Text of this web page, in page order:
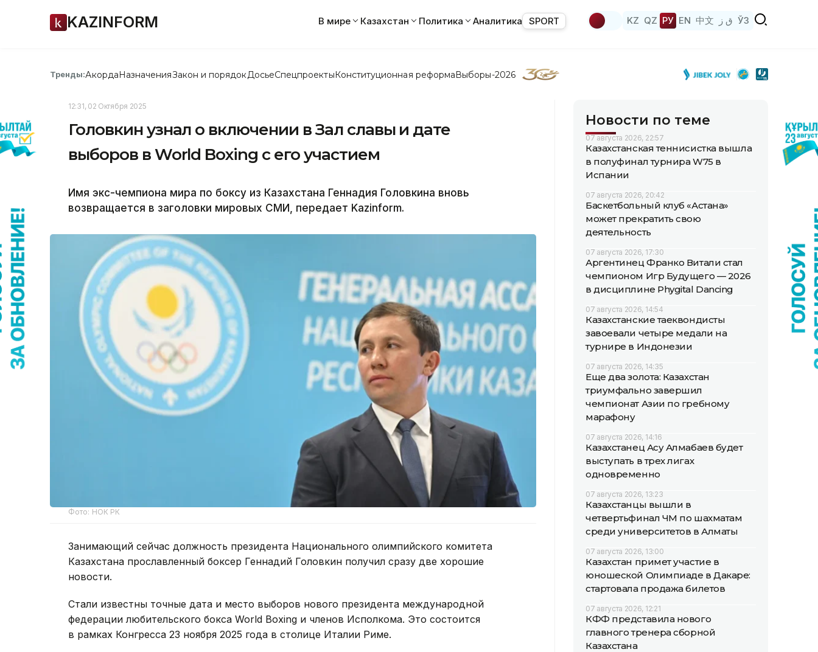
KAZINFORM В мире Казахстан Политика Аналитика SPORT KZ QZ РУ EN 中文 ق ز ЎЗ
Тренды:АкордаНазначенияЗакон и порядок ДосьеСпецпроектыКонституционная реформаВыборы-2026
12:31, 02 Октября 2025
Головкин узнал о включении в Зал славы и дате
выборов в World Boxing с его участием
Имя экс-чемпиона мира по боксу из Казахстана Геннадия Головкина вновь
возвращается в заголовки мировых СМИ, передает Kazinform.
Фото: НОК РК
Занимающий сейчас должность президента Национального олимпийского комитета
Казахстана прославленный боксер Геннадий Головкин получил сразу две хорошие
новости.
Стали известны точные дата и место выборов нового президента международной
федерации любительского бокса World Boxing и членов Исполкома. Это состоится
в рамках Конгресса 23 ноября 2025 года в столице Италии Риме.
Новости по теме
07 августа 2026, 22:57
Казахстанская теннисистка вышла
в полуфинал турнира W75 в
Испании
07 августа 2026, 20:42
Баскетбольный клуб «Астана»
может прекратить свою
деятельность
07 августа 2026, 17:30
Аргентинец Франко Витали стал
чемпионом Игр Будущего — 2026
в дисциплине Phygital Dancing
07 августа 2026, 14:54
Казахстанские таеквондисты
завоевали четыре медали на
турнире в Индонезии
07 августа 2026, 14:35
Еще два золота: Казахстан
триумфально завершил
чемпионат Азии по гребному
марафону
07 августа 2026, 14:16
Казахстанец Асу Алмабаев будет
выступать в трех лигах
одновременно
07 августа 2026, 13:23
Казахстанцы вышли в
четвертьфинал ЧМ по шахматам
среди университетов в Алматы
07 августа 2026, 13:00
Казахстан примет участие в
юношеской Олимпиаде в Дакаре:
стартовала продажа билетов
07 августа 2026, 12:21
КФФ представила нового
главного тренера сборной
Казахстана